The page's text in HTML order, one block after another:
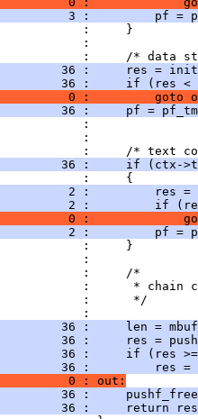
3 :         pf =
:     }
:
:     /* data
36 :     res =
36 :     if (res <
0 :         goto
36 :     pf =
:
:
:     /* text
36 :     if (ctx-
:     {
2 :         res =
2 :         if
0 :
2 :         pf =
:     }
:
:     /*
:      * chain
:      */
:
36 :     len =
36 :     res =
36 :     if (res
36 :         res =
0 : out:
36 :
36 :     return